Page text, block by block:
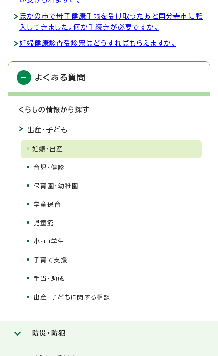
ほかの市で母子健康手帳を受け取ったあと国分寺市に転
入してきました。何か手続きが必要ですか。
妊婦健康診査受診票はどうすればもらえますか。
よくある質問
くらしの情報から探す
出産・子ども
妊娠・出産
育児・健診
保育園・幼稚園
学童保育
児童館
小・中学生
子育て支援
手当・助成
出産・子どもに関する相談
防災・防犯